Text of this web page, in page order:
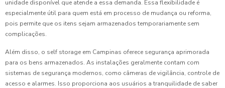
unidade disponível que atende a essa demanda. Essa flexibilidade é
especialmente útil para quem está em processo de mudança ou reforma,
pois permite que os itens sejam armazenados temporariamente sem
complicações.
Além disso, o self storage em Campinas oferece segurança aprimorada
para os bens armazenados. As instalações geralmente contam com
sistemas de segurança modernos, como câmeras de vigilância, controle de
acesso e alarmes. Isso proporciona aos usuários a tranquilidade de saber